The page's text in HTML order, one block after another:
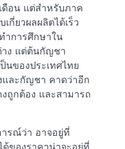
ดือน แต่สำหรับภาค
กี่ยวผลผลิตได้เร็ว
ำการศึกษาใน
ง แต่ต้นกัญชา
ของประเทศไทย
และกัญชา คาดว่าอีก
ถูกต้อง และสามารถ
รณ์ว่า อาจอยู่ที่
ของราคาน่าจะอยู่ที่